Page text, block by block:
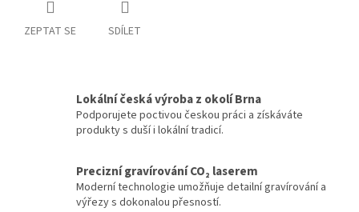
ZEPTAT SE SDÍLET
Lokální česká výroba z okolí Brna
Podporujete poctivou českou práci a získáváte
produkty s duší i lokální tradicí.
Precizní gravírování CO₂ laserem
Moderní technologie umožňuje detailní gravírování a
výřezy s dokonalou přesností.